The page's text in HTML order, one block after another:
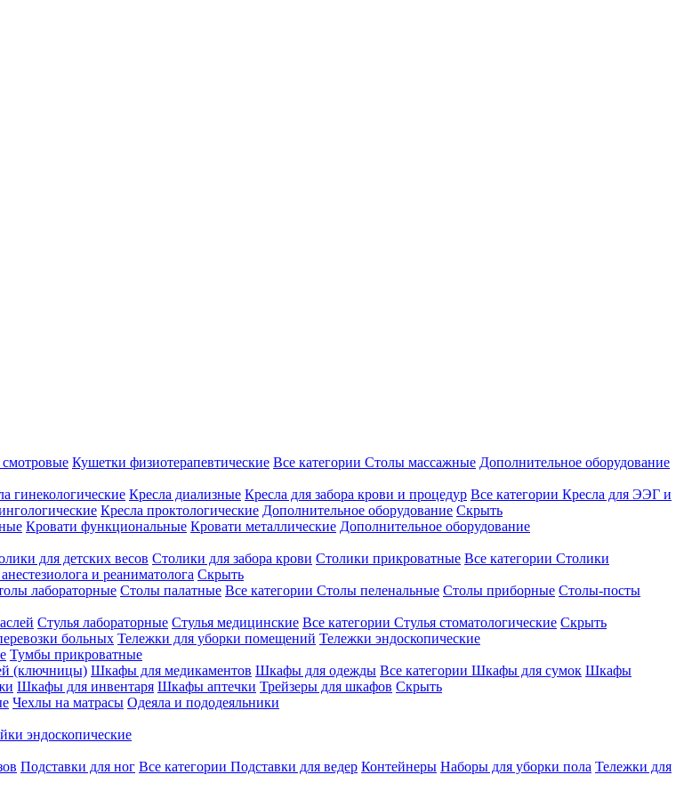
Кушетки физиотерапевтические Все категории Столы массажные Дополнительное оборудование
гинекологические Кресла диализные Кресла для забора крови и процедур Все категории Кресла для ЭЭГ и
Кресла проктологические Дополнительное оборудование Скрыть
Кровати функциональные Кровати металлические Дополнительное оборудование
для детских весов Столики для забора крови Столики прикроватные Все категории Столики
и реаниматолога Скрыть
лабораторные Столы палатные Все категории Столы пеленальные Столы приборные Столы-посты
Стулья лабораторные Стулья медицинские Все категории Стулья стоматологические Скрыть
больных Тележки для уборки помещений Тележки эндоскопические
Тумбы прикроватные
(ключницы) Шкафы для медикаментов Шкафы для одежды Все категории Шкафы для сумок Шкафы
Шкафы для инвентаря Шкафы аптечки Трейзеры для шкафов Скрыть
Чехлы на матрасы Одеяла и пододеяльники
эндоскопические
Подставки для ног Все категории Подставки для ведер Контейнеры Наборы для уборки пола Тележки для